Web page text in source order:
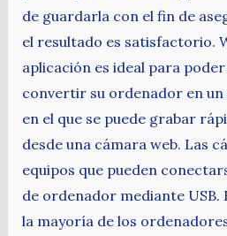
de guardarla con el fin de
el resultado es satisfactorio.
aplicación es ideal para
convertir su ordenador en un
en el que se puede grabar
desde una cámara web. Las
equipos que pueden
de ordenador mediante USB.
la mayoría de los